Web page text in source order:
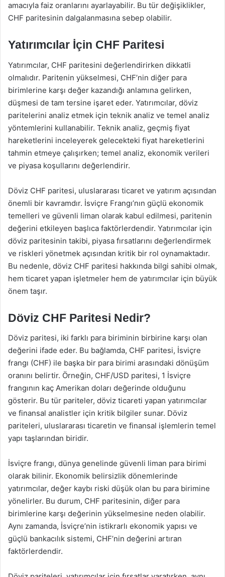
amacıyla faiz oranlarını ayarlayabilir. Bu tür değişiklikler,
CHF paritesinin dalgalanmasına sebep olabilir.
Yatırımcılar İçin CHF Paritesi
Yatırımcılar, CHF paritesini değerlendirirken dikkatli
olmalıdır. Paritenin yükselmesi, CHF’nin diğer para
birimlerine karşı değer kazandığı anlamına gelirken,
düşmesi de tam tersine işaret eder. Yatırımcılar, döviz
paritelerini analiz etmek için teknik analiz ve temel analiz
yöntemlerini kullanabilir. Teknik analiz, geçmiş fiyat
hareketlerini inceleyerek gelecekteki fiyat hareketlerini
tahmin etmeye çalışırken; temel analiz, ekonomik verileri
ve piyasa koşullarını değerlendirir.
Döviz CHF paritesi, uluslararası ticaret ve yatırım açısından
önemli bir kavramdır. İsviçre Frangı’nın güçlü ekonomik
temelleri ve güvenli liman olarak kabul edilmesi, paritenin
değerini etkileyen başlıca faktörlerdendir. Yatırımcılar için
döviz paritesinin takibi, piyasa fırsatlarını değerlendirmek
ve riskleri yönetmek açısından kritik bir rol oynamaktadır.
Bu nedenle, döviz CHF paritesi hakkında bilgi sahibi olmak,
hem ticaret yapan işletmeler hem de yatırımcılar için büyük
önem taşır.
Döviz CHF Paritesi Nedir?
Döviz paritesi, iki farklı para biriminin birbirine karşı olan
değerini ifade eder. Bu bağlamda, CHF paritesi, İsviçre
frangı (CHF) ile başka bir para birimi arasındaki dönüşüm
oranını belirtir. Örneğin, CHF/USD paritesi, 1 İsviçre
frangının kaç Amerikan doları değerinde olduğunu
gösterir. Bu tür pariteler, döviz ticareti yapan yatırımcılar
ve finansal analistler için kritik bilgiler sunar. Döviz
pariteleri, uluslararası ticaretin ve finansal işlemlerin temel
yapı taşlarından biridir.
İsviçre frangı, dünya genelinde güvenli liman para birimi
olarak bilinir. Ekonomik belirsizlik dönemlerinde
yatırımcılar, değer kaybı riski düşük olan bu para birimine
yönelirler. Bu durum, CHF paritesinin, diğer para
birimlerine karşı değerinin yükselmesine neden olabilir.
Aynı zamanda, İsviçre’nin istikrarlı ekonomik yapısı ve
güçlü bankacılık sistemi, CHF’nin değerini artıran
faktörlerdendir.